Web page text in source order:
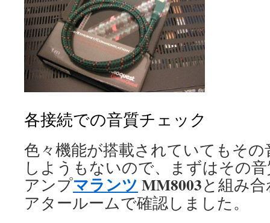
各接続での音質チェック
色々機能が搭載されていてもそ
しようもないので、まずはその
アンプマランツ MM8003と組み
アタールームで確認しました。